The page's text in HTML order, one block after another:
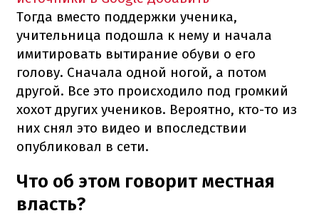
Тогда вместо поддержки ученика,
учительница подошла к нему и начала
имитировать вытирание обуви о его
голову. Сначала одной ногой, а потом
другой. Все это происходило под громкий
хохот других учеников. Вероятно, кто-то из
них снял это видео и впоследствии
опубликовал в сети.
Что об этом говорит местная
власть?